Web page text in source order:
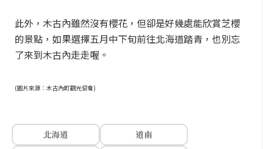
此外，木古內雖然沒有櫻花，但卻是好幾處能欣賞芝櫻
的景點，如果選擇五月中下旬前往北海道踏青，也別忘
了來到木古內走走喔。
(圖片來源：木古內町觀光協會)
北海道
道南